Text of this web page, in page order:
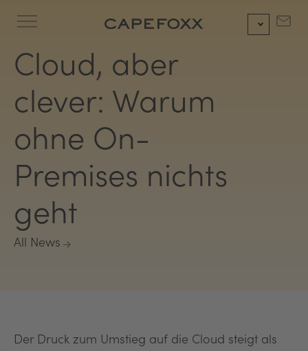
Inhalt
Cloud, aber
clever: Warum
ohne On-
Premises nichts
geht
All News
Der Druck zum Umstieg auf die Cloud steigt als